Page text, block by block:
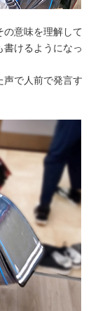
の意味を理解して
書けるようになっ
声で人前で発言す